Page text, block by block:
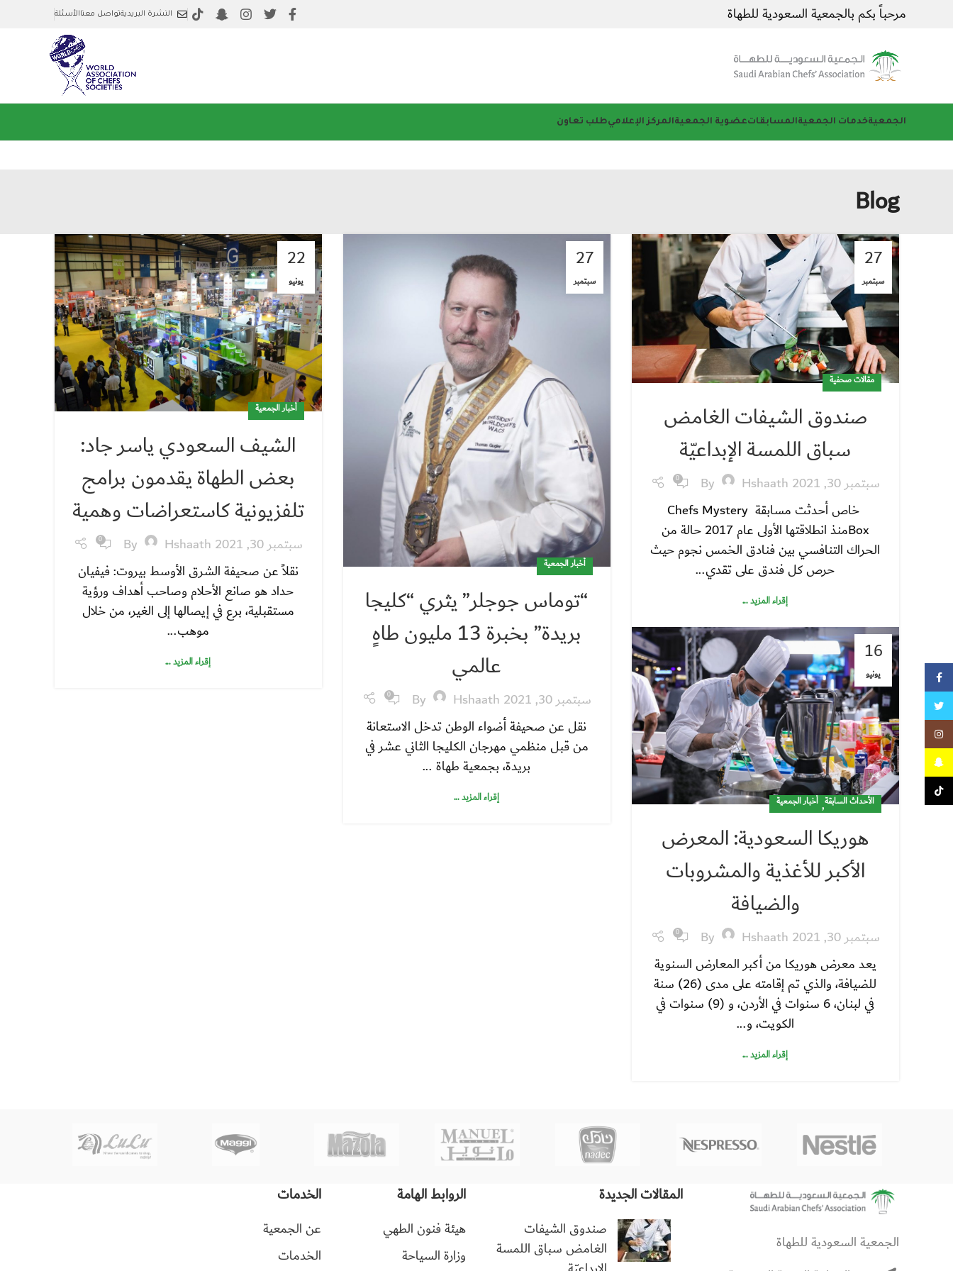
مرحباً بكم بالجمعية السعودية للطهاة النشرة البريديةتواصل معناالأسئلة
الجمعيةخدمات الجمعيةالمسابقاتعضوية الجمعيةالمركز الإعلاميطلب تعاون
Blog
27
سبتمبر
مقالات صحفية
صندوق الشيفات الغامض
سباق اللمسة الإبداعيّة
سبتمبر 30, 2021 By Hshaath
0
خاص أحدثت مسابقة Chefs Mystery
Boxمنذ انطلاقتها الأولى عام 2017 حالة من
الحراك التنافسي بين فنادق الخمس نجوم حيث
حرص كل فندق على تقدي...
إقراء المزيد ...
27
سبتمبر
أخبار الجمعية
“توماس جوجلر” يثري “كليجا
بريدة” بخبرة 13 مليون طاهٍ
عالمي
سبتمبر 30, 2021 By Hshaath
0
نقل عن صحيفة أضواء الوطن تدخل الاستعانة
من قبل منظمي مهرجان الكليجا الثاني عشر في
بريدة، بجمعية طهاة ...
إقراء المزيد ...
22
يونيو
أخبار الجمعية
الشيف السعودي ياسر جاد:
بعض الطهاة يقدمون برامج
تلفزيونية كاستعراضات وهمية
سبتمبر 30, 2021 By Hshaath
0
نقلاً عن صحيفة الشرق الأوسط بيروت: فيفيان
حداد هو صانع الأحلام وصاحب أهداف ورؤية
مستقبلية، برع في إيصالها إلى الغير، من خلال
موهب...
إقراء المزيد ... 16
يونيو
الأحداث السابقة, أخبار الجمعية
هوريكا السعودية: المعرض
الأكبر للأغذية والمشروبات
والضيافة
سبتمبر 30, 2021 By Hshaath
0
يعد معرض هوريكا من أكبر المعارض السنوية
للضيافة، والذي تم إقامته على مدى (26) سنة
في لبنان، 6 سنوات في الأردن، و (9) سنوات في
الكويت، و...
إقراء المزيد ...
الجمعية السعودية للطهاة
المقالات الجديدة
صندوق الشيفات
الغامض سباق اللمسة
الروابط الهامة
هيئة فنون الطهي
وزارة السياحة
الخدمات
عن الجمعية
الخدمات
Facebook
Instagram
Snapchat